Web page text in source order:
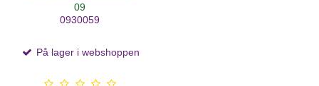
09
0930059
På lager i webshoppen